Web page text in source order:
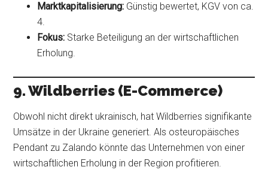
Marktkapitalisierung: Günstig bewertet, KGV von ca.
4.
Fokus: Starke Beteiligung an der wirtschaftlichen
Erholung.
9. Wildberries (E-Commerce)
Obwohl nicht direkt ukrainisch, hat Wildberries signifikante
Umsätze in der Ukraine generiert. Als osteuropäisches
Pendant zu Zalando könnte das Unternehmen von einer
wirtschaftlichen Erholung in der Region profitieren.